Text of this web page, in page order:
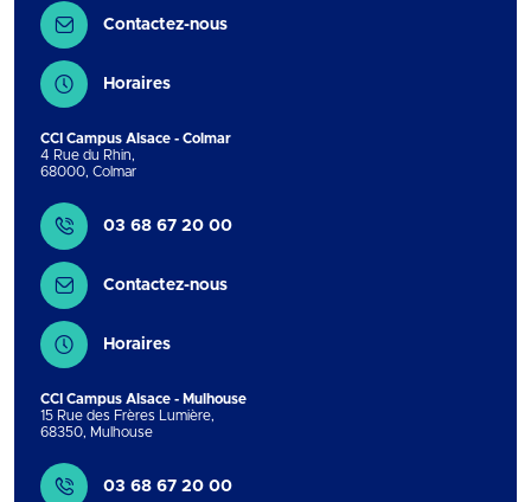
Contactez-nous
Horaires
CCI Campus Alsace - Colmar
4 Rue du Rhin,
68000, Colmar
Contact
03 68 67 20 00
Contactez-nous
Horaires
CCI Campus Alsace - Mulhouse
15 Rue des Frères Lumière,
68350, Mulhouse
Contact
03 68 67 20 00